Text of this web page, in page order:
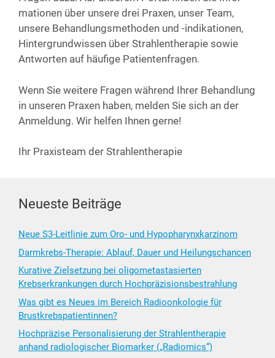
ma­tio­nen über unse­re drei Pra­xen, unser Team,
unse­re Behand­lungs­me­tho­den und -indi­ka­tio­nen,
Hin­ter­grund­wis­sen über Strah­len­the­ra­pie sowie
Ant­wor­ten auf häu­fi­ge Patientenfragen.
Wenn Sie wei­te­re Fra­gen wäh­rend Ihrer Behand­lung
in unse­ren Pra­xen haben, mel­den Sie sich an der
Anmel­dung. Wir hel­fen Ihnen gerne!
Ihr Pra­xis­team der Strahlentherapie
Neueste Beiträge
Neue S3-Leitlinie zum Oro- und Hypopharynxkarzinom
Darmkrebs-Therapie: Ablauf, Dauer und Heilungschancen
Kurative Zielsetzung bei oligometastasierten
Krebserkrankungen durch Hochpräzisionsbestrahlung
Was gibt es Neues im Bereich Radioonkologie für
Brustkrebspatientinnen?
Hochpräzise Personalisierung der Strahlentherapie
anhand radiologischer Biomarker („Radiomics“)